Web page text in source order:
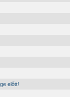
előtt!